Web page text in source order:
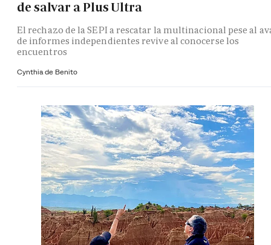
de salvar a Plus Ultra
El rechazo de la SEPI a rescatar la multinacional pese al
de informes independientes revive al conocerse los
encuentros
Cynthia de Benito